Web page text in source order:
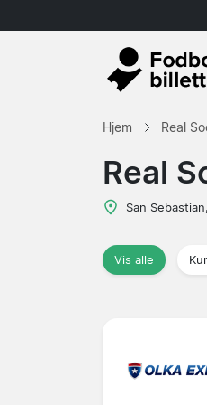
Hjem Real
Real
San
Vis alle